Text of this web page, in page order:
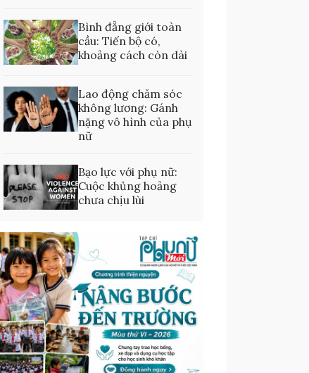
Bình đẳng giới toàn
cầu: Tiến bộ có,
khoảng cách còn dài
Lao động chăm sóc
không lương: Gánh
nặng vô hình của phụ
nữ
Bạo lực với phụ nữ:
Cuộc khủng hoảng
chưa chịu lùi